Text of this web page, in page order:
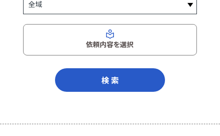
依頼内容を選択
検 索